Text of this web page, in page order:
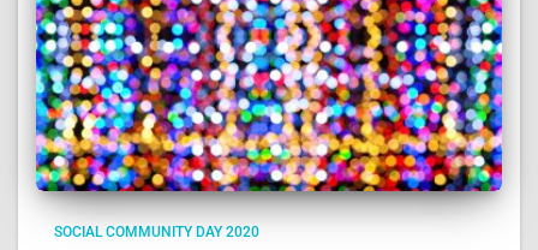
SOCIAL COMMUNITY DAY 2020